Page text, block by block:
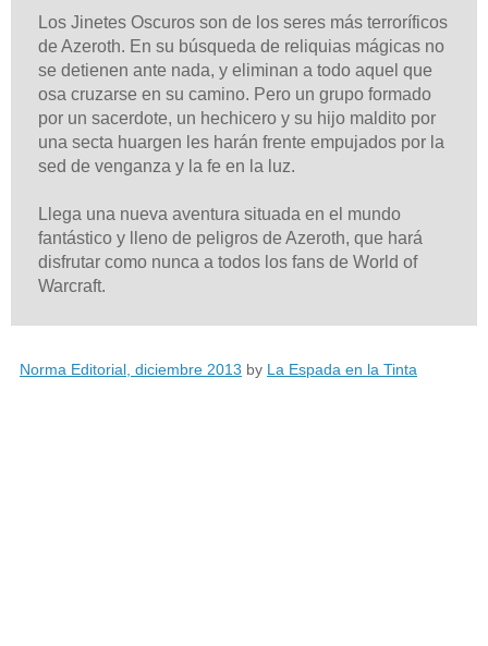
Los Jinetes Oscuros son de los seres más terroríficos
de Azeroth. En su búsqueda de reliquias mágicas no
se detienen ante nada, y eliminan a todo aquel que
osa cruzarse en su camino. Pero un grupo formado
por un sacerdote, un hechicero y su hijo maldito por
una secta huargen les harán frente empujados por la
sed de venganza y la fe en la luz.
Llega una nueva aventura situada en el mundo
fantástico y lleno de peligros de Azeroth, que hará
disfrutar como nunca a todos los fans de World of
Warcraft.
Norma Editorial, diciembre 2013 by La Espada en la Tinta